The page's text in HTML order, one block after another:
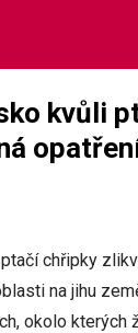
kvůli
chřipky
na jihu
okolo kterých